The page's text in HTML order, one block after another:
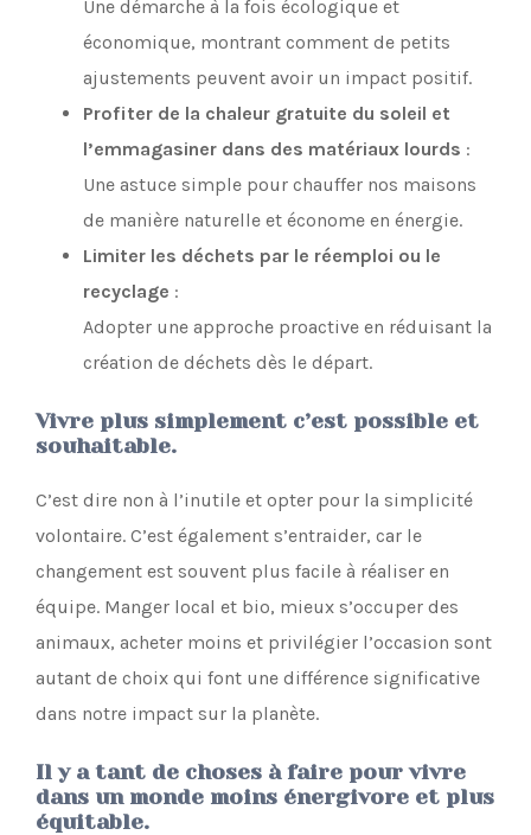
Une démarche à la fois écologique et
économique, montrant comment de petits
ajustements peuvent avoir un impact positif.
Profiter de la chaleur gratuite du soleil et
l’emmagasiner dans des matériaux lourds :
Une astuce simple pour chauffer nos maisons
de manière naturelle et économe en énergie.
Limiter les déchets par le réemploi ou le
recyclage :
Adopter une approche proactive en réduisant la
création de déchets dès le départ.
Vivre plus simplement c’est possible et
souhaitable.
C’est dire non à l’inutile et opter pour la simplicité
volontaire. C’est également s’entraider, car le
changement est souvent plus facile à réaliser en
équipe. Manger local et bio, mieux s’occuper des
animaux, acheter moins et privilégier l’occasion sont
autant de choix qui font une différence significative
dans notre impact sur la planète.
Il y a tant de choses à faire pour vivre
dans un monde moins énergivore et plus
équitable.